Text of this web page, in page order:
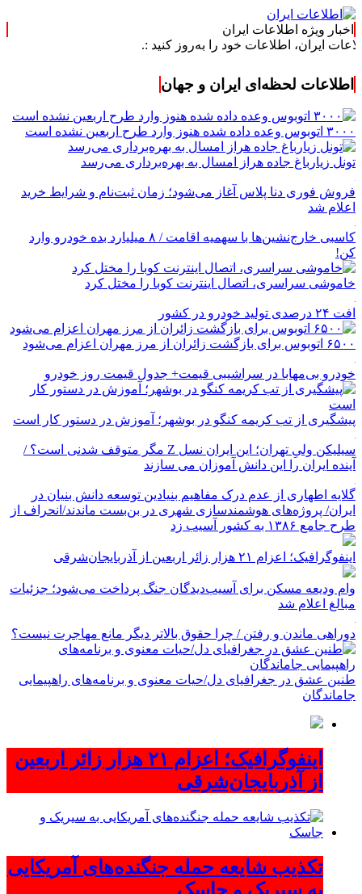
اخبار ویژه اطلاعات ایران
اطلاعات خود را به‌روز کنید :.
اطلاعات لحظه‌ای ایران و جهان
۳۰۰۰ اتوبوس وعده داده شده هنوز وارد طرح اربعین نشده است
تونل زیارباغ جاده هراز امسال به بهره‌برداری می‌رسد
فروش فوری دنا پلاس آغاز می‌شود؛ زمان ثبت‌نام و شرایط خرید
اعلام شد
کاسبی خارج‌نشین‌ها با سهمیه اقامت / ۸ میلیارد بده خودرو وارد
کن!
خاموشی سراسری، اتصال اینترنت کوبا را مختل کرد
افت ۲۴ درصدی تولید خودرو در کشور
۶۵۰۰ اتوبوس برای بازگشت زائران از مرز مهران اعزام می‌شود
خودرو بی‌مهابا در سراشیبی قیمت+ جدول قیمت روز خودرو
پیشگیری از تب کریمه کنگو در بوشهر؛ آموزش در دستور کار است
سیلیکن ولیِ تهران؛ این ایران نسل Z مگر متوقف شدنی است؟ /
آینده ایران را این دانش آموزان می سازند
گلایه اطهاری از عدم درک مفاهیم بنیادین توسعه دانش بنیان در
ایران/ پروژه‌های هوشمندسازی شهری در بن‌بست ماندند/انحراف از
طرح جامع ۱۳۸۶ به کشور آسیب زد
اینفوگرافیک؛ اعزام ۲۱ هزار زائر اربعین از آذربایجان‌شرقی
وام ودیعه مسکن برای آسیب‌دیدگان جنگ پرداخت می‌شود؛ جزئیات
مبالغ اعلام شد
دوراهی ماندن و رفتن / چرا حقوق بالاتر دیگر مانع مهاجرت نیست؟
طنین عشق در جغرافیای دل/حیات معنوی و برنامه‌های راهپیمایی
جاماندگان
اینفوگرافیک؛ اعزام ۲۱ هزار زائر اربعین
از آذربایجان‌شرقی
تکذیب شایعه حمله جنگنده‌های آمریکایی